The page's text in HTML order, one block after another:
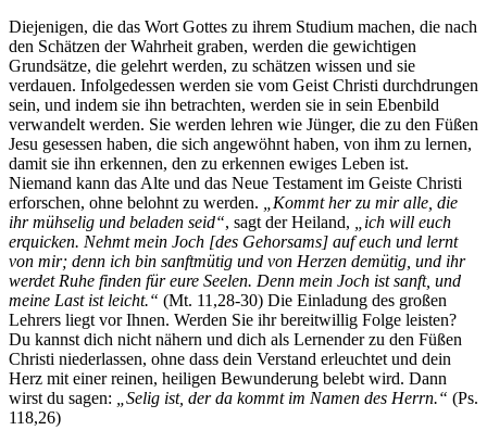
Diejenigen, die das Wort Gottes zu ihrem Studium machen, die nach
den Schätzen der Wahrheit graben, werden die gewichtigen
Grundsätze, die gelehrt werden, zu schätzen wissen und sie
verdauen. Infolgedessen werden sie vom Geist Christi durchdrungen
sein, und indem sie ihn betrachten, werden sie in sein Ebenbild
verwandelt werden. Sie werden lehren wie Jünger, die zu den Füßen
Jesu gesessen haben, die sich angewöhnt haben, von ihm zu lernen,
damit sie ihn erkennen, den zu erkennen ewiges Leben ist.
Niemand kann das Alte und das Neue Testament im Geiste Christi
erforschen, ohne belohnt zu werden.
„Kommt her zu mir alle, die
ihr mühselig und beladen seid“, sagt der Heiland,
„ich will euch
erquicken. Nehmt mein Joch [des Gehorsams] auf euch und lernt
von mir; denn ich bin sanftmütig und von Herzen demütig, und ihr
werdet Ruhe finden für eure Seelen. Denn mein Joch ist sanft, und
meine Last ist leicht.“ (Mt. 11,28-30) Die Einladung des großen
Lehrers liegt vor Ihnen. Werden Sie ihr bereitwillig Folge leisten?
Du kannst dich nicht nähern und dich als Lernender zu den Füßen
Christi niederlassen, ohne dass dein Verstand erleuchtet und dein
Herz mit einer reinen, heiligen Bewunderung belebt wird. Dann
wirst du sagen:
„Selig ist, der da kommt im Namen des Herrn.“ (Ps.
118,26)